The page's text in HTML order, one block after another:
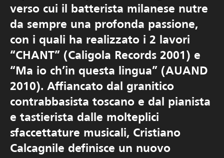
verso cui il batterista milanese nutre
da sempre una profonda passione,
con i quali ha realizzato i 2 lavori
“CHANT” (Caligola Records 2001) e
“Ma io ch’in questa lingua” (AUAND
2010). Affiancato dal granitico
contrabbasista toscano e dal pianista
e tastierista dalle molteplici
sfaccettature musicali, Cristiano
Calcagnile definisce un nuovo